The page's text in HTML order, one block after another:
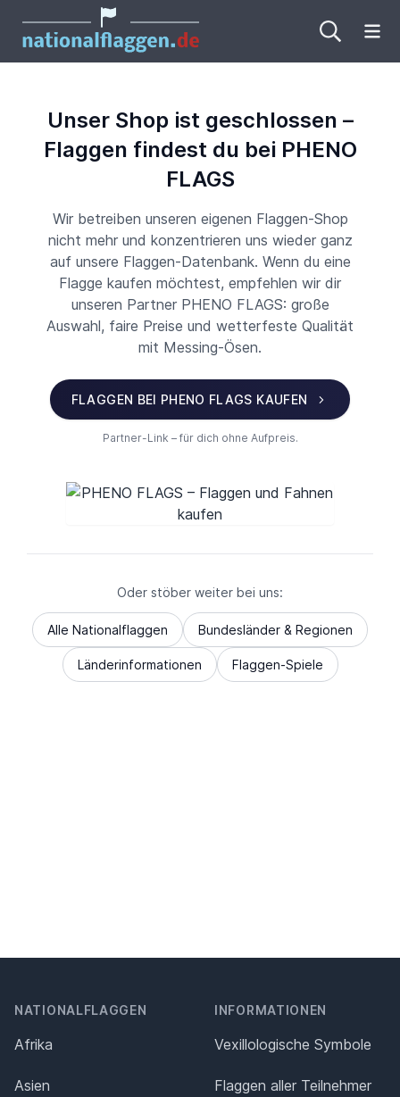
Unser Shop ist geschlossen –
Flaggen findest du bei PHENO
FLAGS
Wir betreiben unseren eigenen Flaggen-Shop
nicht mehr und konzentrieren uns wieder ganz
auf unsere Flaggen-Datenbank. Wenn du eine
Flagge kaufen möchtest, empfehlen wir dir
unseren Partner PHENO FLAGS: große
Auswahl, faire Preise und wetterfeste Qualität
mit Messing-Ösen.
FLAGGEN BEI PHENO FLAGS KAUFEN
Partner-Link – für dich ohne Aufpreis.
Oder stöber weiter bei uns:
Alle Nationalflaggen Bundesländer & Regionen
Länderinformationen Flaggen-Spiele
NATIONALFLAGGEN
Afrika
Asien
INFORMATIONEN
Vexillologische Symbole
Flaggen aller Teilnehmer